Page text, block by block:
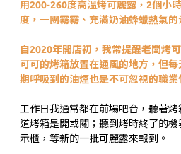
用200-260度高溫烤可麗露，2個小
度，一團霧霧、充滿奶油蜂蠟熱氣的
自2020年開店初，我常提醒老闆烤
可可的烤箱放置在通風的地方，但
期呼吸到的油煙也是不可忽視的職業
工作日我通常都在前場吧台，聽著
道烤箱是開或關；聽到烤時終了的
示櫃，等新的一批可麗露來報到。